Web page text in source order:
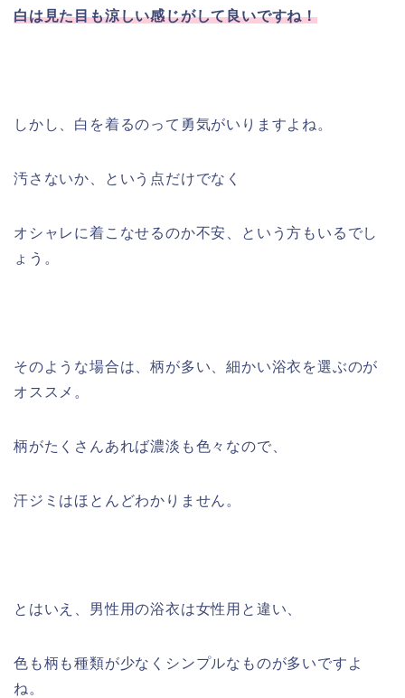
白は見た目も涼しい感じがして良いですね！
しかし、白を着るのって勇気がいりますよね。
汚さないか、という点だけでなく
オシャレに着こなせるのか不安、という方もいるでし
ょう。
そのような場合は、柄が多い、細かい浴衣を選ぶのが
オススメ。
柄がたくさんあれば濃淡も色々なので、
汗ジミはほとんどわかりません。
とはいえ、男性用の浴衣は女性用と違い、
色も柄も種類が少なくシンプルなものが多いですよ
ね。